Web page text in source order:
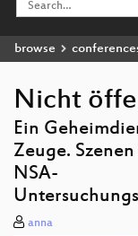
browse
Nicht
Ein
Zeuge.
NSA-
anna